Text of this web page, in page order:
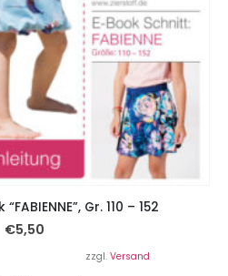
Gr. 110 – 152
€5,50
zzgl. Versand